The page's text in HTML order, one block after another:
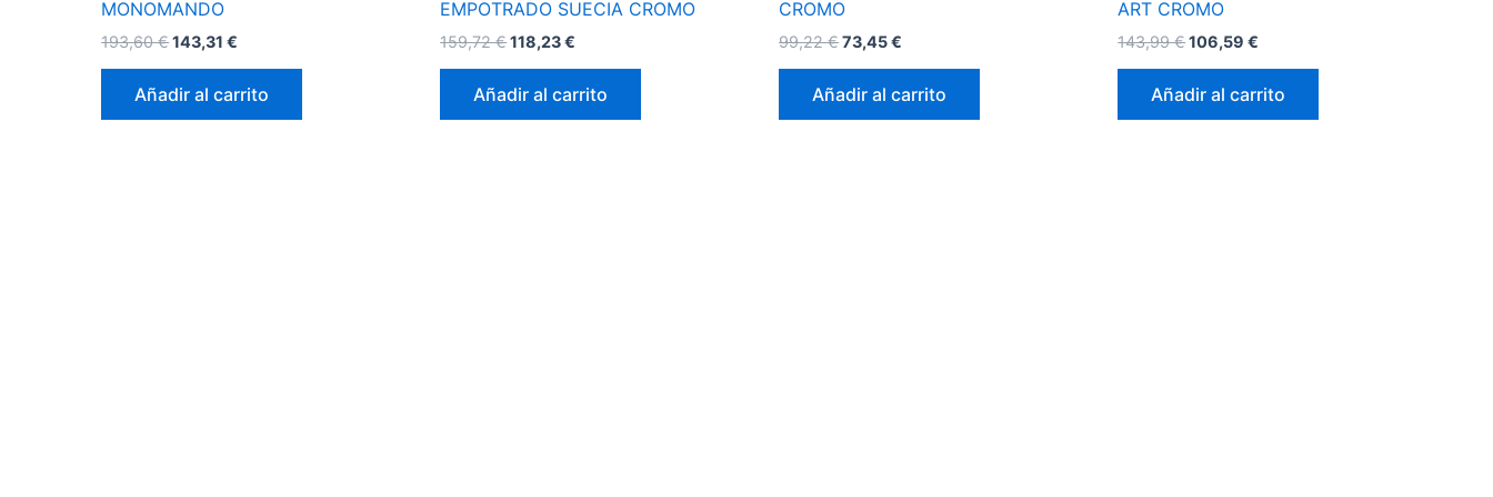
MONOMANDO
193,60€143,31€
Añadir al carrito
EMPOTRADO SUECIA CROMO
159,72€118,23€
Añadir al carrito
CROMO
99,22€73,45€
Añadir al carrito
ART CROMO
143,99€106,59€
Añadir al carrito